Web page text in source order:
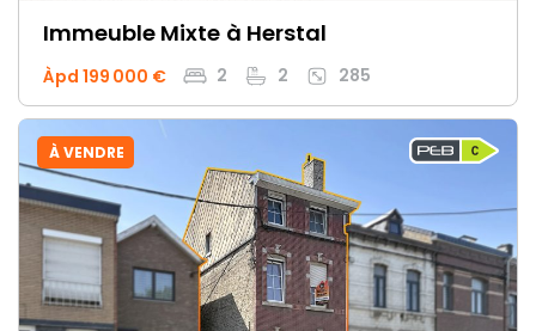
Immeuble Mixte à Herstal
Àpd 199 000 € 2 2 285
À VENDRE